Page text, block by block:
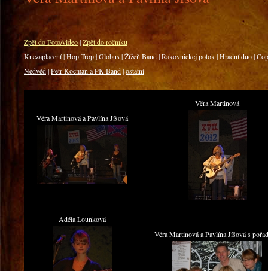
Zpět do Foto/video|Zpět do ročníku
Knezaplacení|Hop Trop|Globus|Žížeň Band|Rakovnickej potok|Hradní duo|Cop
Nedvěd|Petr Kocman a PK Band|ostatní
Věra Martinová a Pavlína Jíšová
Věra Martinová
Adéla Lounková
Věra Martinová a Pavlína Jíšová s